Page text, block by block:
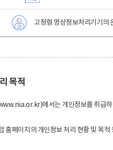
고정형 영상정보처리기기의
목적
에서는 개인정보를 취급하
홈페이지의 개인정보 처리 현황 및 목